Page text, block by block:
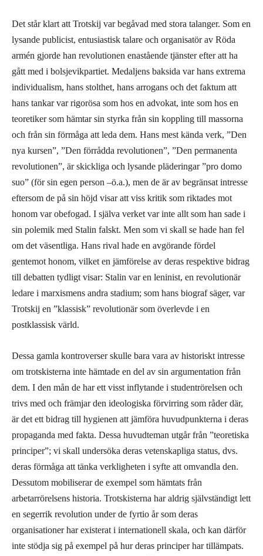
Det står klart att Trotskij var begåvad med stora talanger. Som en
lysande publicist, entusiastisk talare och organisatör av Röda
armén gjorde han revolutionen enastående tjänster efter att ha
gått med i bolsjevikpartiet. Medaljens baksida var hans extrema
individualism, hans stolthet, hans arrogans och det faktum att
hans tankar var rigorösa som hos en advokat, inte som hos en
teoretiker som hämtar sin styrka från sin koppling till massorna
och från sin förmåga att leda dem. Hans mest kända verk, ”Den
nya kursen”, ”Den förrådda revolutionen”, ”Den permanenta
revolutionen”, är skickliga och lysande pläderingar ”pro domo
suo” (för sin egen person –ö.a.), men de är av begränsat intresse
eftersom de på sin höjd visar att viss kritik som riktades mot
honom var obefogad. I själva verket var inte allt som han sade i
sin polemik med Stalin falskt. Men som vi skall se hade han fel
om det väsentliga. Hans rival hade en avgörande fördel
gentemot honom, vilket en jämförelse av deras respektive bidrag
till debatten tydligt visar: Stalin var en leninist, en revolutionär
ledare i marxismens andra stadium; som hans biograf säger, var
Trotskij en ”klassisk” revolutionär som överlevde i en
postklassisk värld.
Dessa gamla kontroverser skulle bara vara av historiskt intresse
om trotskisterna inte hämtade en del av sin argumentation från
dem. I den mån de har ett visst inflytande i studentrörelsen och
trivs med och främjar den ideologiska förvirring som råder där,
är det ett bidrag till hygienen att jämföra huvudpunkterna i deras
propaganda med fakta. Dessa huvudteman utgår från ”teoretiska
principer”; vi skall undersöka deras vetenskapliga status, dvs.
deras förmåga att tänka verkligheten i syfte att omvandla den.
Dessutom mobiliserar de exempel som hämtats från
arbetarrörelsens historia. Trotskisterna har aldrig självständigt lett
en segerrik revolution under de fyrtio år som deras
organisationer har existerat i internationell skala, och kan därför
inte stödja sig på exempel på hur deras principer har tillämpats.